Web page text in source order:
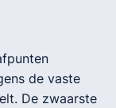
de vaste
De zwaarste